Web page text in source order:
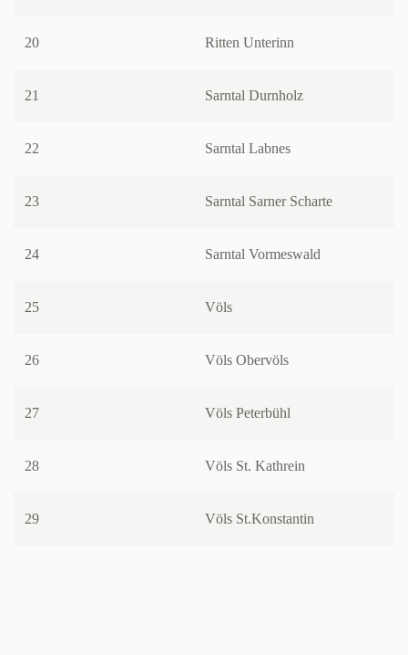
20 Ritten Unterinn
21 Sarntal Durnholz
22 Sarntal Labnes
23 Sarntal Sarner Scharte
24 Sarntal Vormeswald
25 Völs
26 Völs Obervöls
27 Völs Peterbühl
28 Völs St. Kathrein
29 Völs St.Konstantin